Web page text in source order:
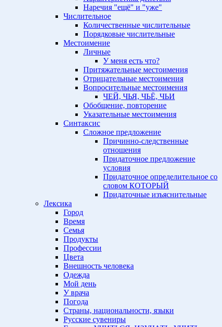
Наречия "ещё" и "уже"
Числительное
Количественные числительные
Порядковые числительные
Местоимение
Личные
У меня есть что?
Притяжательные местоимения
Отрицательные местоимения
Вопросительные местоимения
ЧЕЙ, ЧЬЯ, ЧЬЁ, ЧЬИ
Обобщение, повторение
Указательные местоимения
Синтаксис
Сложное предложение
Причинно-следственные
отношения
Придаточное предложение
условия
Придаточное определительное со
словом КОТОРЫЙ
Придаточные изъяснительные
Лексика
Город
Время
Семья
Продукты
Профессии
Цвета
Внешность человека
Одежда
Мой день
У врача
Погода
Страны, национальности, языки
Русские сувениры